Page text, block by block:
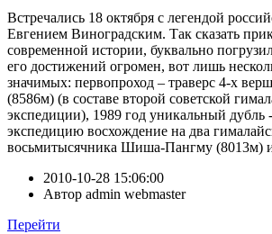
Встречались 18 октября с легендой
Евгением Виноградским. Так сказать
современной истории, буквально
его достижений огромен, вот лишь
значимых: первопроход – траверс 4-х
(8586м) (в составе второй советской
экспедиции), 1989 год уникальный дубль
экспедицию восхождение на два
восьмитысячника Шиша-Пангму (8013м)
2010-10-28 15:06:00
Автор admin webmaster
Перейти